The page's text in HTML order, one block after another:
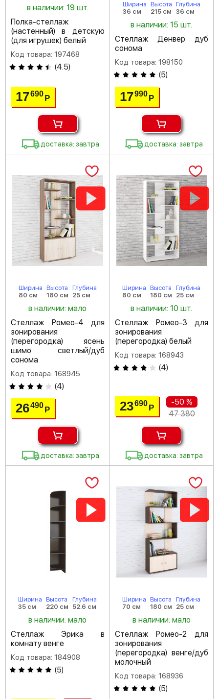
в наличии: 19 шт.
Полка-стеллаж
(настенный) в детскую
(для игрушек) белый
Код товара: 197468
(4.5)
17690Р
доставка: завтра
Ширина
36 см
Высота
215 см
Глубина
36 см
в наличии: 15 шт.
Стеллаж Денвер дуб
сонома
Код товара: 198150
(5)
17990 Р
доставка: завтра
Ширина
80 см
Высота
180 см
Глубина
25 см
в наличии: мало
Стеллаж Ромео-4 для
зонирования
(перегородка) ясень
шимо светлый/дуб
сонома
Код товара: 168945
(4)
26490Р
доставка: завтра
Ширина
80 см
Высота
180 см
Глубина
25 см
в наличии: 10 шт.
Стеллаж Ромео-3 для
зонирования
(перегородка) белый
Код товара: 168943
(4)
23690 Р
-50 %
47 380
доставка: завтра
Ширина
35 см
Высота
220 см
Глубина
52.6 см
в наличии: мало
Стеллаж Эрика в
комнату венге
Код товара: 184908
(5)
Ширина
70 см
Высота
180 см
Глубина
25 см
в наличии: мало
Стеллаж Ромео-2 для
зонирования
(перегородка) венге/дуб
молочный
Код товара: 168936
(5)